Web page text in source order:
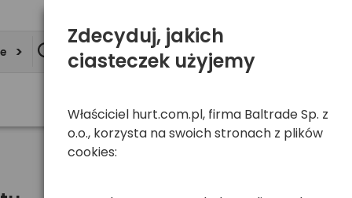
Zdecyduj, jakich
ciasteczek użyjemy
Właściciel hurt.com.pl, firma Baltrade Sp. z
o.o., korzysta na swoich stronach z plików
cookies: